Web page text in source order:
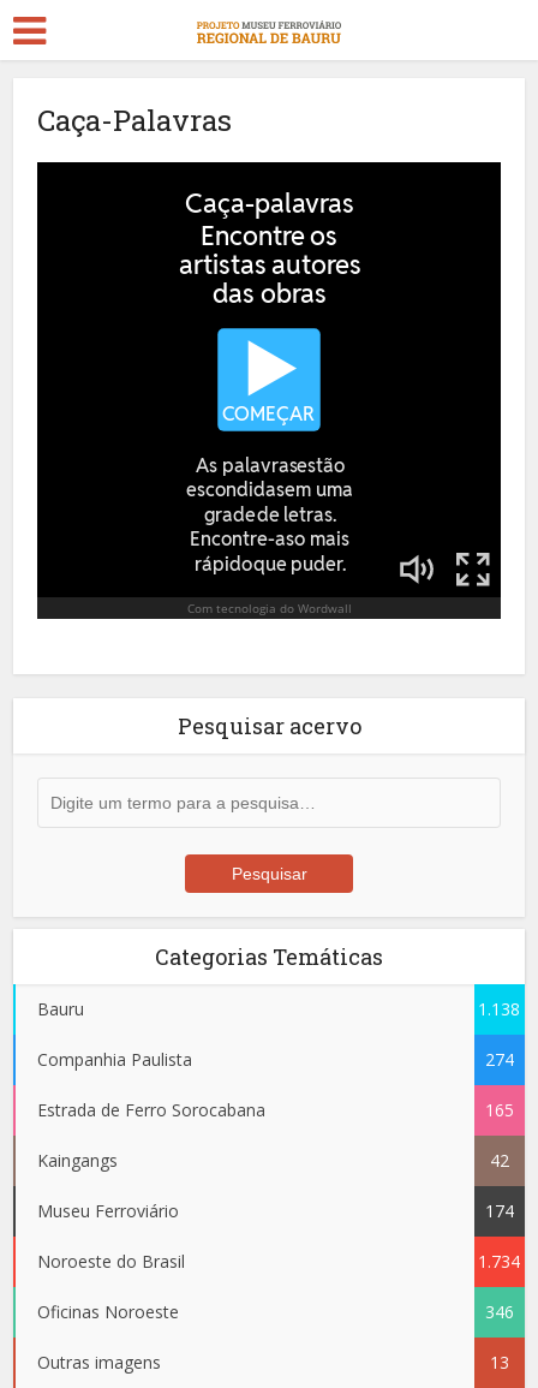
Caça-Palavras
Pesquisar acervo
Categorias Temáticas
Bauru 1.138
Companhia Paulista 274
Estrada de Ferro Sorocabana 165
Kaingangs 42
Museu Ferroviário 174
Noroeste do Brasil 1.734
Oficinas Noroeste 346
Outras imagens 13